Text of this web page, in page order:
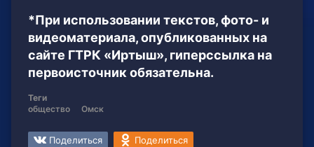
*При использовании текстов, фото- и
видеоматериала, опубликованных на
сайте ГТРК «Иртыш», гиперссылка на
первоисточник обязательна.
Теги
общество
Омск
Поделиться Поделиться